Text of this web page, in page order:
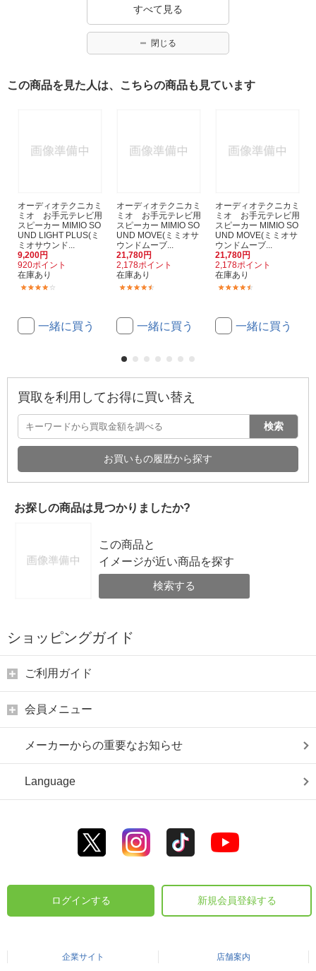
すべて見る
閉じる
この商品を見た人は、こちらの商品も見ています
オーディオテクニカミ
ミオ お手元テレビ用
スピーカー MIMIO SO
UND LIGHT PLUS(ミ
ミオサウンド...
9,200円
920ポイント
在庫あり
一緒に買う
オーディオテクニカミ
ミオ お手元テレビ用
スピーカー MIMIO SO
UND MOVE(ミミオサ
ウンドムーブ...
21,780円
2,178ポイント
在庫あり
一緒に買う
オーディオテクニカミ
ミオ お手元テレビ用
スピーカー MIMIO SO
UND MOVE(ミミオサ
ウンドムーブ...
21,780円
2,178ポイント
在庫あり
一緒に買う
買取を利用してお得に買い替え
検索
お買いもの履歴から探す
お探しの商品は見つかりましたか?
この商品と
イメージが近い商品を探す
検索する
ショッピングガイド
ご利用ガイド
会員メニュー
メーカーからの重要なお知らせ
Language
ログインする 新規会員登録する
企業サイト 店舗案内